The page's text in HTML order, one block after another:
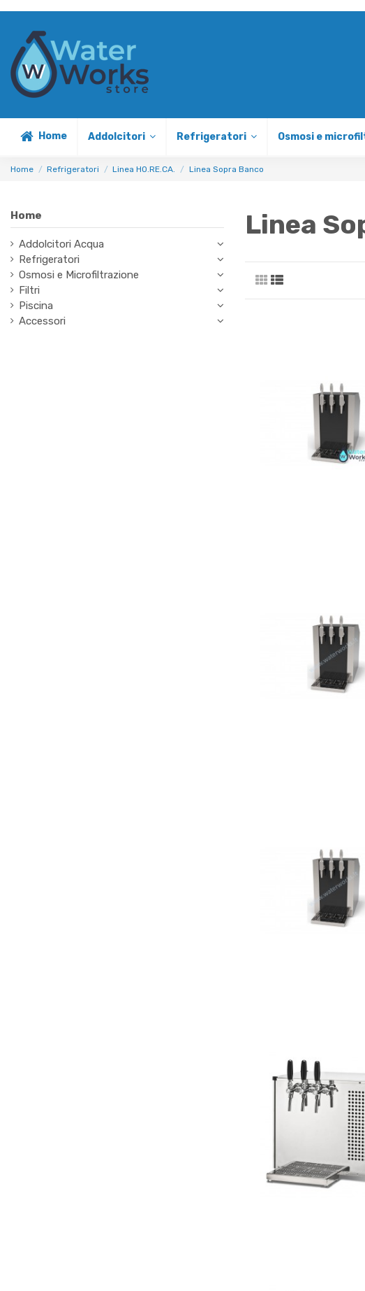
Home Addolcitori Refrigeratori Osmosi e
Home Refrigeratori Linea HO.RE.CA. Linea Sopra Banco
Linea
Home
Addolcitori Acqua
Refrigeratori
Osmosi e Microfiltrazione
Filtri
Piscina
Accessori